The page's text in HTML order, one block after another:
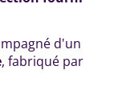
d'un
, fabriqué par